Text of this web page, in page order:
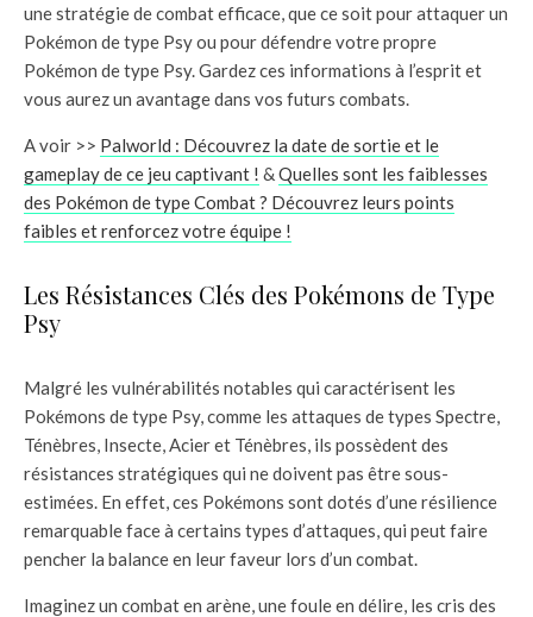
une stratégie de combat efficace, que ce soit pour attaquer un
Pokémon de type Psy ou pour défendre votre propre
Pokémon de type Psy. Gardez ces informations à l’esprit et
vous aurez un avantage dans vos futurs combats.
A voir >> Palworld : Découvrez la date de sortie et le
gameplay de ce jeu captivant ! &Quelles sont les faiblesses
des Pokémon de type Combat ? Découvrez leurs points
faibles et renforcez votre équipe !
Les Résistances Clés des Pokémons de Type
Psy
Malgré les vulnérabilités notables qui caractérisent les
Pokémons de type Psy, comme les attaques de types Spectre,
Ténèbres, Insecte, Acier et Ténèbres, ils possèdent des
résistances stratégiques qui ne doivent pas être sous-
estimées. En effet, ces Pokémons sont dotés d’une résilience
remarquable face à certains types d’attaques, qui peut faire
pencher la balance en leur faveur lors d’un combat.
Imaginez un combat en arène, une foule en délire, les cris des